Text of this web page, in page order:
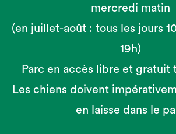
mercredi matin
(en juillet-août : tous les jours
19h)
Parc en accès libre et gratuit
Les chiens doivent
en laisse dans le